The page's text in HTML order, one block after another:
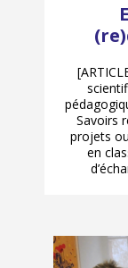
Savoirs
projets
en